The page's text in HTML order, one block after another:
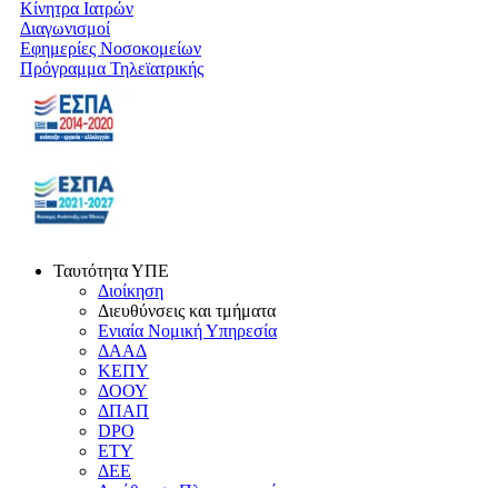
Κίνητρα Ιατρών
Διαγωνισμοί
Εφημερίες Νοσοκομείων
Πρόγραμμα Τηλεϊατρικής
Ταυτότητα ΥΠΕ
Διοίκηση
Διευθύνσεις και τμήματα
Ενιαία Νομική Υπηρεσία
ΔΑΑΔ
ΚΕΠΥ
ΔΟΟΥ
ΔΠΑΠ
DPO
ΕΤΥ
ΔΕΕ